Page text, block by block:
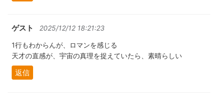
ゲスト 2025/12/12 18:21:23
1行もわからんが、ロマンを感じる
天才の直感が、宇宙の真理を捉えていたら、素晴らしい
返信